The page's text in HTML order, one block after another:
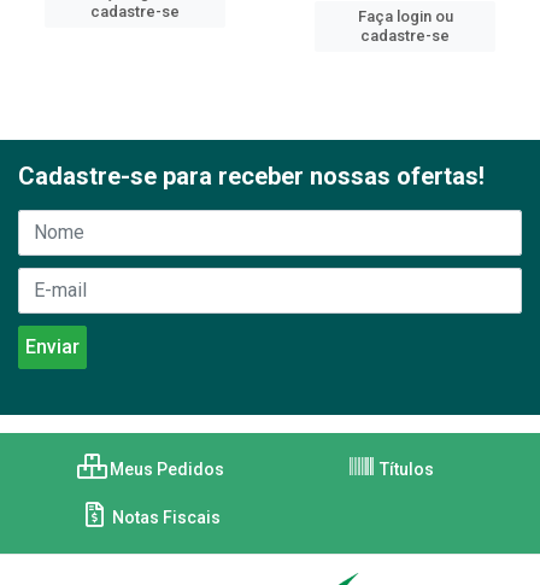
cadastre-se
Faça login ou
cadastre-se
Cadastre-se para receber nossas ofertas!
Meus Pedidos Títulos
Notas Fiscais